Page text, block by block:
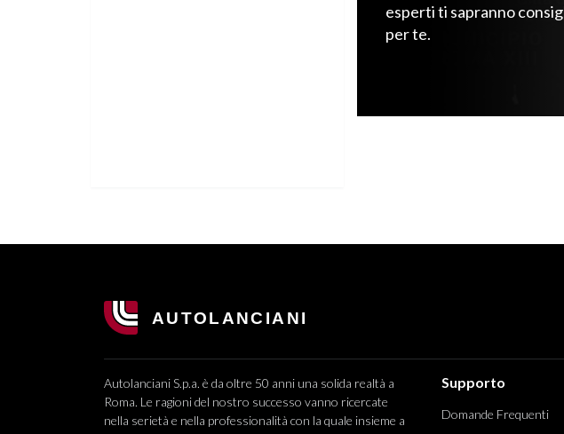
esperti ti sapranno
per te.
Autolanciani S.p.a. è da oltre 50 anni una solida realtà a
Roma. Le ragioni del nostro successo vanno ricercate
nella serietà e nella professionalità con la quale insieme a
Supporto
Domande Frequenti